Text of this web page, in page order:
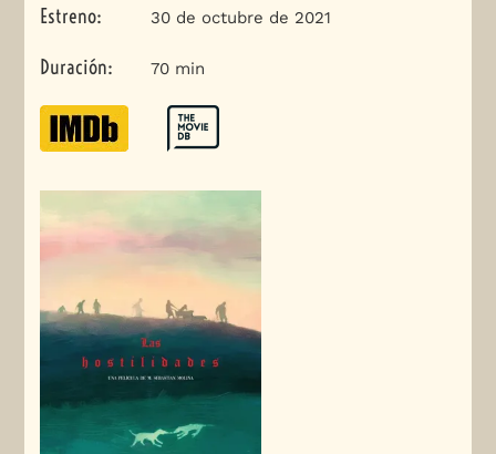
Estreno: 30 de octubre de 2021
Duración: 70 min